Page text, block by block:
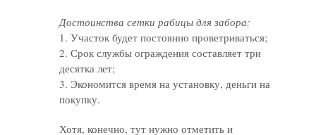
Достоинства сетки рабицы для забора:
1. Участок будет постоянно проветриваться;
2. Срок службы ограждения составляет три
десятка лет;
3. Экономится время на установку, деньги на
покупку.
Хотя, конечно, тут нужно отметить и